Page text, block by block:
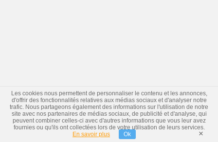
Les cookies nous permettent de personnaliser le contenu et les annonces,
d'offrir des fonctionnalités relatives aux médias sociaux et d'analyser notre
trafic. Nous partageons également des informations sur l'utilisation de notre
site avec nos partenaires de médias sociaux, de publicité et d'analyse, qui
peuvent combiner celles-ci avec d'autres informations que vous leur avez
fournies ou qu'ils ont collectées lors de votre utilisation de leurs services.
En savoir plus
Ok ×